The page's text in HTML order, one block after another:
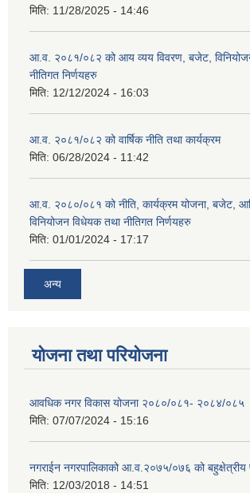
मिति: 11/28/2025 - 14:46
आ.व. २०८१/०८२ को आय व्यय विवरण, बजेट,
नीतिगत निर्णयहरु
मिति: 12/12/2024 - 16:03
आ.व. २०८१/०८२ को वार्षिक नीति तथा कार्यक्रम
मिति: 06/28/2024 - 11:42
आ.व. २०८०/०८१ को नीति, कार्यक्रम योजना, बजेट,
विनियोजन विधेयक तथा नीतिगत निर्णयहरु
मिति: 01/01/2024 - 17:17
अन्य
योजना तथा परियोजना
आवधिक नगर विकास योजना २०८०/०८१- २०८४/०८५
मिति: 07/07/2024 - 15:16
नगराईन नगरपालिकाको आ.व.२०७५/०७६ को बहुक्षेत्रीय
मिति: 12/03/2018 - 14:51